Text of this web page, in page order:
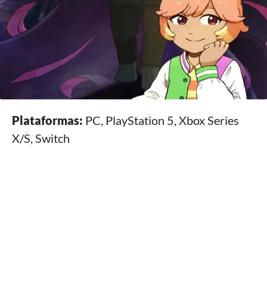
Plataformas: PC, PlayStation 5, Xbox Series
X/S, Switch